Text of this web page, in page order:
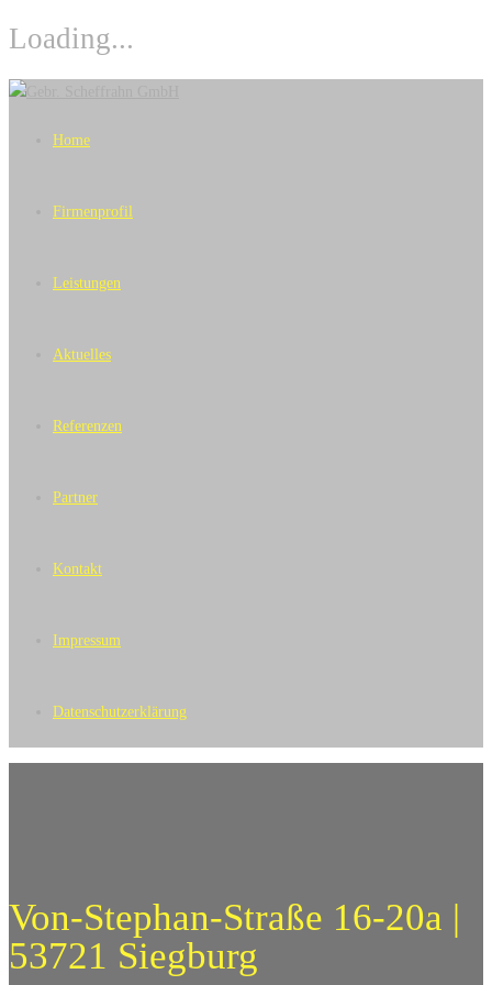
Loading...
Skip
Home
Firmenprofil
Leistungen
Aktuelles
Referenzen
Partner
Kontakt
Impressum
Datenschutzerklärung
Von-Stephan-Straße 16-20a |
53721 Siegburg